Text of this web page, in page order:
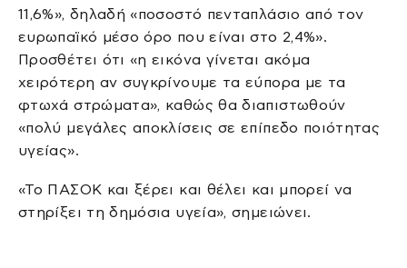
11,6%», δηλαδή «ποσοστό πενταπλάσιο από τον
ευρωπαϊκό μέσο όρο που είναι στο 2,4%».
Προσθέτει ότι «η εικόνα γίνεται ακόμα
χειρότερη αν συγκρίνουμε τα εύπορα με τα
φτωχά στρώματα», καθώς θα διαπιστωθούν
«πολύ μεγάλες αποκλίσεις σε επίπεδο ποιότητας
υγείας».
«Το ΠΑΣΟΚ και ξέρει και θέλει και μπορεί να
στηρίξει τη δημόσια υγεία», σημειώνει.